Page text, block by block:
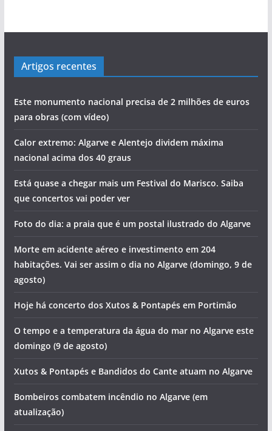
Artigos recentes
Este monumento nacional precisa de 2 milhões de euros
para obras (com vídeo)
Calor extremo: Algarve e Alentejo dividem máxima
nacional acima dos 40 graus
Está quase a chegar mais um Festival do Marisco. Saiba
que concertos vai poder ver
Foto do dia: a praia que é um postal ilustrado do Algarve
Morte em acidente aéreo e investimento em 204
habitações. Vai ser assim o dia no Algarve (domingo, 9 de
agosto)
Hoje há concerto dos Xutos & Pontapés em Portimão
O tempo e a temperatura da água do mar no Algarve este
domingo (9 de agosto)
Xutos & Pontapés e Bandidos do Cante atuam no Algarve
Bombeiros combatem incêndio no Algarve (em
atualização)